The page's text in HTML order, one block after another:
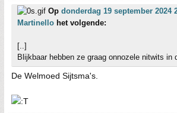
Op donderdag 19 september 2024
Martinello het volgende:
[..]
Blijkbaar hebben ze graag onnozele nitwits in
De Welmoed Sijtsma's.